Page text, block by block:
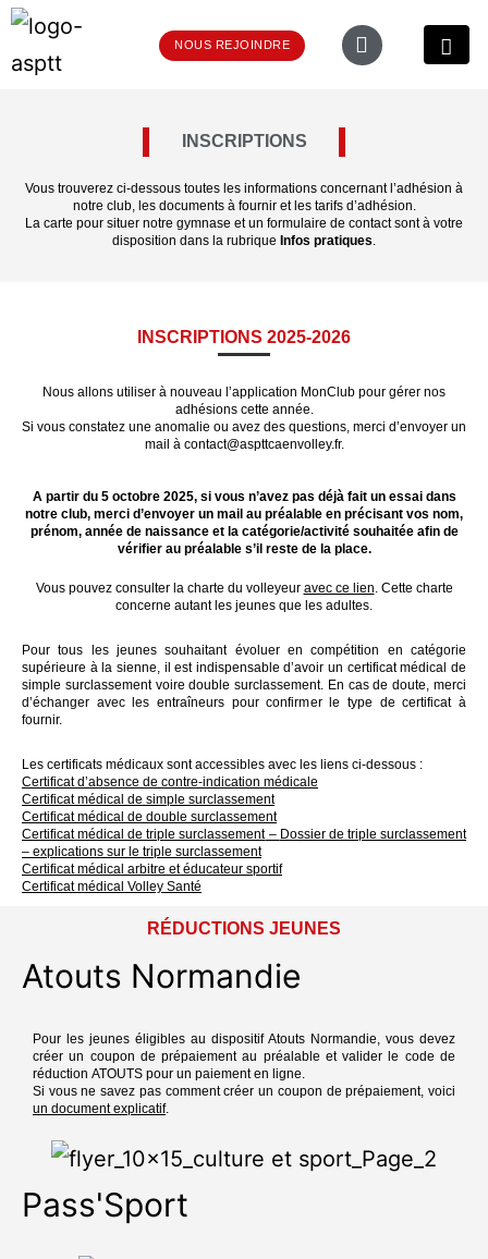
NOUS REJOINDRE
INSCRIPTIONS
Vous trouverez ci-dessous toutes les informations concernant l’adhésion à
notre club, les documents à fournir et les tarifs d’adhésion.
La carte pour situer notre gymnase et un formulaire de contact sont à votre
disposition dans la rubrique Infos pratiques.
INSCRIPTIONS 2025-2026
Nous allons utiliser à nouveau l’application MonClub pour gérer nos
adhésions cette année.
Si vous constatez une anomalie ou avez des questions, merci d’envoyer un
mail à contact@aspttcaenvolley.fr.
A partir du 5 octobre 2025, si vous n’avez pas déjà fait un essai dans
notre club, merci d’envoyer un mail au préalable en précisant vos nom,
prénom, année de naissance et la catégorie/activité souhaitée afin de
vérifier au préalable s’il reste de la place.
Vous pouvez consulter la charte du volleyeur avec ce lien . Cette charte
concerne autant les jeunes que les adultes.
Pour tous les jeunes souhaitant évoluer en compétition en catégorie
supérieure à la sienne, il est indispensable d’avoir un certificat médical de
simple surclassement voire double surclassement. En cas de doute, merci
d’échanger avec les entraîneurs pour confirmer le type de certificat à
fournir.
Les certificats médicaux sont accessibles avec les liens ci-dessous :
Certificat d’absence de contre-indication médicale
Certificat médical de simple surclassement
Certificat médical de double surclassement
Certificat médical de triple surclassement– Dossier de triple surclassement
– explications sur le triple surclassement
Certificat médical arbitre et éducateur sportif
Certificat médical Volley Santé
RÉDUCTIONS JEUNES
Atouts Normandie
Pour les jeunes éligibles au dispositif Atouts Normandie, vous devez
créer un coupon de prépaiement au préalable et valider le code de
réduction ATOUTS pour un paiement en ligne.
Si vous ne savez pas comment créer un coupon de prépaiement, voici
un document explicatif.
Pass'Sport